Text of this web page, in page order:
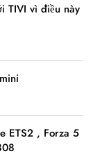
TIVI vì điều này
ETS2 , Forza 5